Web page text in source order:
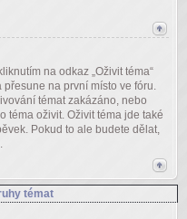
na odkaz „Oživit téma“
na první místo ve fóru.
témat zakázáno, nebo
téma oživit. Oživit téma jde také
Pokud to ale budete dělat,
témat